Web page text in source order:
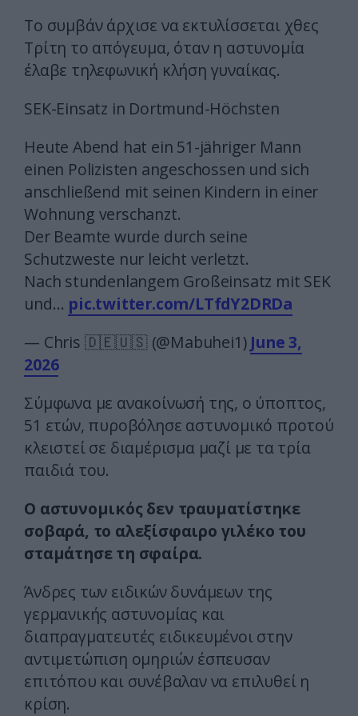
Το συμβάν άρχισε να εκτυλίσσεται χθες
Τρίτη το απόγευμα, όταν η αστυνομία
έλαβε τηλεφωνική κλήση γυναίκας.
SEK-Einsatz in Dortmund-Höchsten
Heute Abend hat ein 51-jähriger Mann
einen Polizisten angeschossen und sich
anschließend mit seinen Kindern in einer
Wohnung verschanzt.
Der Beamte wurde durch seine
Schutzweste nur leicht verletzt.
Nach stundenlangem Großeinsatz mit SEK
und… pic.twitter.com/LTfdY2DRDa
— Chris 🇩🇪🇺🇸 (@Mabuhei1) June 3,
2026
Σύμφωνα με ανακοίνωσή της, ο ύποπτος,
51 ετών, πυροβόλησε αστυνομικό προτού
κλειστεί σε διαμέρισμα μαζί με τα τρία
παιδιά του.
Ο αστυνομικός δεν τραυματίστηκε
σοβαρά, το αλεξίσφαιρο γιλέκο του
σταμάτησε τη σφαίρα.
Άνδρες των ειδικών δυνάμεων της
γερμανικής αστυνομίας και
διαπραγματευτές ειδικευμένοι στην
αντιμετώπιση ομηριών έσπευσαν
επιτόπου και συνέβαλαν να επιλυθεί η
κρίση.